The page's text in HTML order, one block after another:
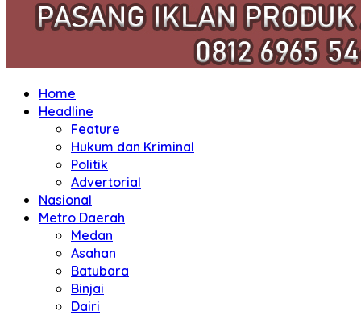
Home
Headline
Feature
Hukum dan Kriminal
Politik
Advertorial
Nasional
Metro Daerah
Medan
Asahan
Batubara
Binjai
Dairi